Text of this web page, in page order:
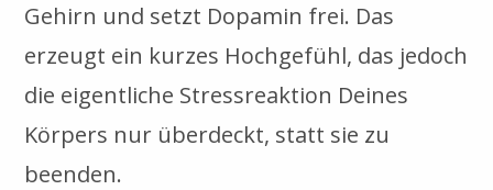
Gehirn und setzt Dopamin frei. Das
erzeugt ein kurzes Hochgefühl, das jedoch
die eigentliche Stressreaktion Deines
Körpers nur überdeckt, statt sie zu
beenden.